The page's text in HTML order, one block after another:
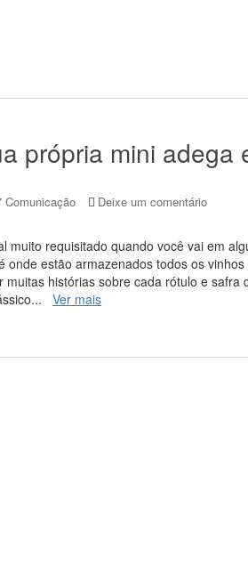
própria mini adega
Comunicação Deixe um comentário
muito requisitado quando você vai em
onde estão armazenados todos os
histórias sobre cada rótulo e safra
Ver mais